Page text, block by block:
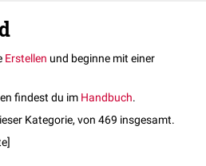
Erstellen und beginne mit einer
findest du im Handbuch.
Kategorie, von 469 insgesamt.
]